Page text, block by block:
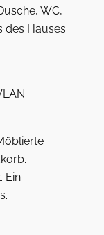
WC,
des Hauses.
Ein